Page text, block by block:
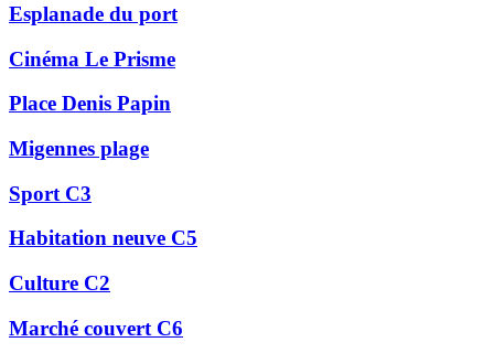
Esplanade du port
Cinéma Le Prisme
Place Denis Papin
Migennes plage
Sport C3
Habitation neuve C5
Culture C2
Marché couvert C6